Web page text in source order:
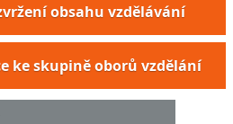
obsahu vzdělávání
ke skupině oborů vzdělání